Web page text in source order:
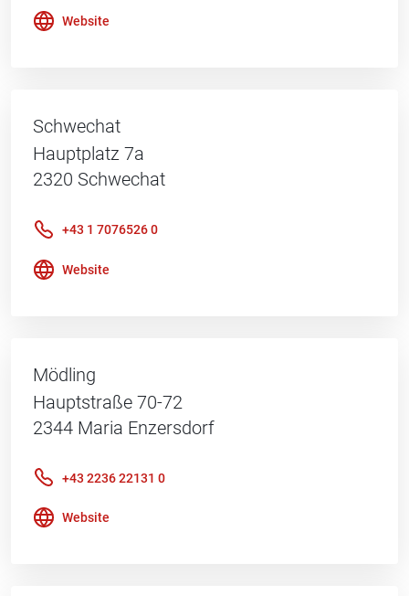
Website
Schwechat
Hauptplatz 7a
2320 Schwechat
+43 1 7076526 0
Website
Mödling
Hauptstraße 70-72
2344 Maria Enzersdorf
+43 2236 22131 0
Website